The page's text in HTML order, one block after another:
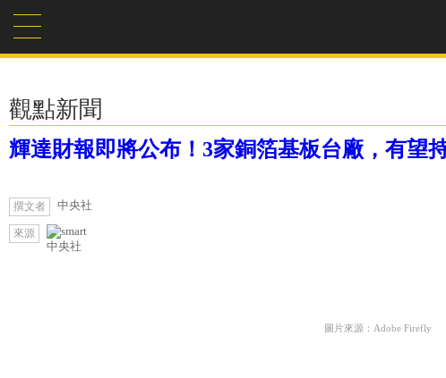
觀點新聞
輝達財報即將公布！3家銅箔基板台廠，有望
撰文者 中央社
來源
中央社
圖片來源：Adobe Firefly